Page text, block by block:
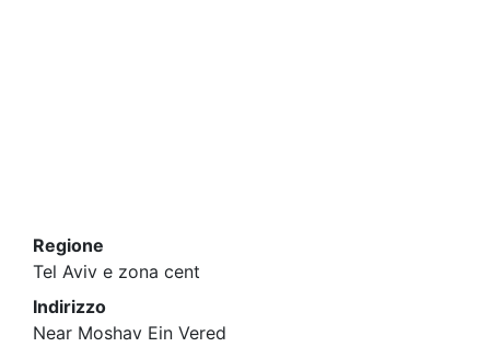
Regione
Tel Aviv e zona cent
Indirizzo
Near Moshav Ein Vered